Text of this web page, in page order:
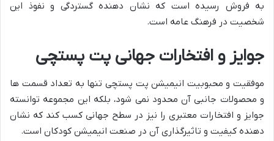
به فروش رسیده است که نشان دهنده گستردگی و نفوذ این
شخصیت در فرهنگ عامه است.
جوایز و افتخارات جهانی پت پستچی
موفقیت و محبوبیت انیمیشن پت پستچی تنها به تعداد قسمت ها
و محصولات جانبی آن محدود نمی شود، بلکه این مجموعه توانسته
جوایز و افتخارات معتبری را نیز در سطح جهانی کسب کند که نشان
دهنده کیفیت و تاثیرگذاری آن در صنعت انیمیشن کودکان است.